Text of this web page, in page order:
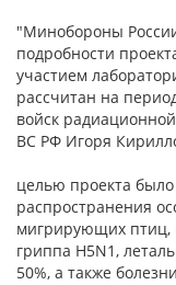
"Минобороны
подробности
участием
рассчитан на
войск
ВС РФ Игоря
целью проекта
распространения
мигрирующих птиц,
гриппа H5N1,
50%, а также